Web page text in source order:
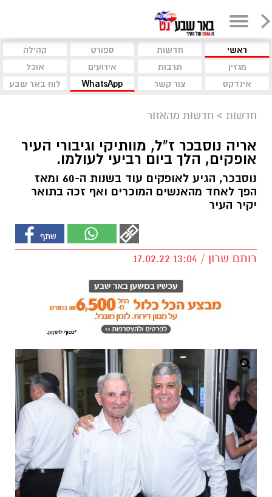
ראשי חדשות ספורט
קהילה
מגזין
תרבות אירועים
אוכל
אינדקס
צור קשר WhatsApp לוח באר שבע
חדשות > חדשות מהאזור
אריה נוסבכר ז"ל, מוותיקי וגיבורי העיר
אופקים, הלך ביום רביעי לעולמו.
נוסבכר, הגיע לאופקים עוד בשנות ה-60 ומאז
הפך לאחד מהאנשים המוכרים ואף זכה בתואר
יקיר העיר
רותם שרון / 13:04 17.02.22
נוסבכר ז"ל (משמאל). קרדיט - ליאור איפרגן, פוטו
שוש